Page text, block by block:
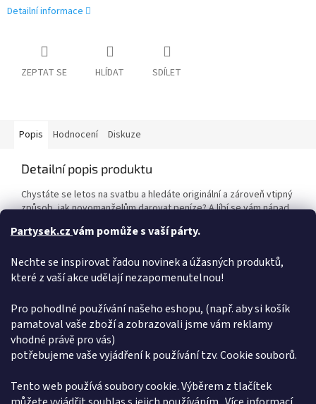
Partysek.czvám pomůže s vaší párty.
Nechte se inspirovat řadou novinek a úžasných produktů,
které z vaší akce udělají nezapomenutelnou!
Pro pohodlné používání našeho eshopu, (např. aby si košík
pamatoval vaše zboží a zobrazovali jsme vám reklamy
vhodné právě pro vás)
potřebujeme vaše vyjádření k používání tzv. Cookie souborů.
Tento web používá soubory cookie. Výběrem z tlačítek
Detailní informace
ZEPTAT SE HLÍDAT SDÍLET
Popis Hodnocení Diskuze
Detailní popis produktu
Chystáte se letos na svatbu a hledáte originální a zároveň vtipný
způsob, jak novomanželům darovat peníze? A líbí se vám nápad
bude tou správnou volbou: peníze můžete vložit dovnitř autíčka
Autíčko má na spodní straně otvor pro pozdější vyndání
nastřádaných peněz. Rozměry: 9 cm × 8,5 cm ×15 cm Materiál:
Doplňkové parametry
Kategorie:
Svatby
EAN:
8590228087997